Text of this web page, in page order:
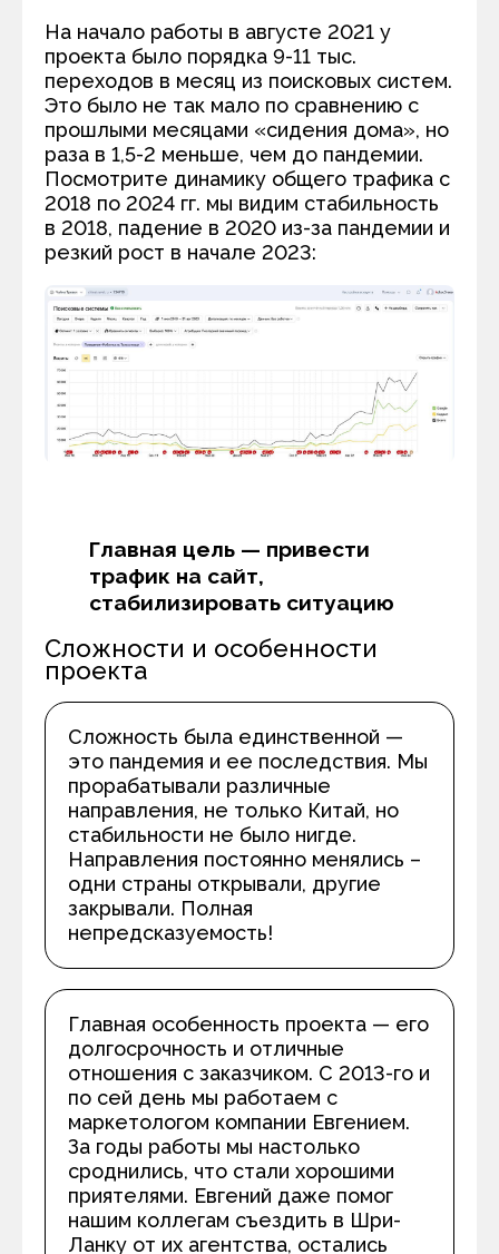
На начало работы в августе 2021 у
проекта было порядка 9-11 тыс.
переходов в месяц из поисковых систем.
Это было не так мало по сравнению с
прошлыми месяцами «сидения дома», но
раза в 1,5-2 меньше, чем до пандемии.
Посмотрите динамику общего трафика с
2018 по 2024 гг. мы видим стабильность
в 2018, падение в 2020 из-за пандемии и
резкий рост в начале 2023:
Главная цель — привести
трафик на сайт,
стабилизировать ситуацию
Сложности и особенности
проекта
Сложность была единственной —
это пандемия и ее последствия. Мы
прорабатывали различные
направления, не только Китай, но
стабильности не было нигде.
Направления постоянно менялись –
одни страны открывали, другие
закрывали. Полная
непредсказуемость!
Главная особенность проекта — его
долгосрочность и отличные
отношения с заказчиком. С 2013-го и
по сей день мы работаем с
маркетологом компании Евгением.
За годы работы мы настолько
сроднились, что стали хорошими
приятелями. Евгений даже помог
нашим коллегам съездить в Шри-
Ланку от их агентства, остались